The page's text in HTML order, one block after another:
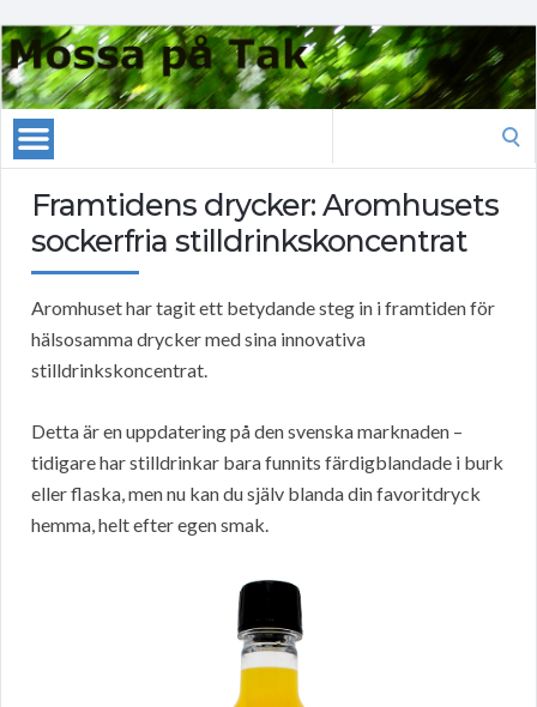
Framtidens drycker: Aromhusets
sockerfria stilldrinkskoncentrat
Aromhuset har tagit ett betydande steg in i framtiden för
hälsosamma drycker med sina innovativa
stilldrinkskoncentrat.
Detta är en uppdatering på den svenska marknaden –
tidigare har stilldrinkar bara funnits färdigblandade i burk
eller flaska, men nu kan du själv blanda din favoritdryck
hemma, helt efter egen smak.